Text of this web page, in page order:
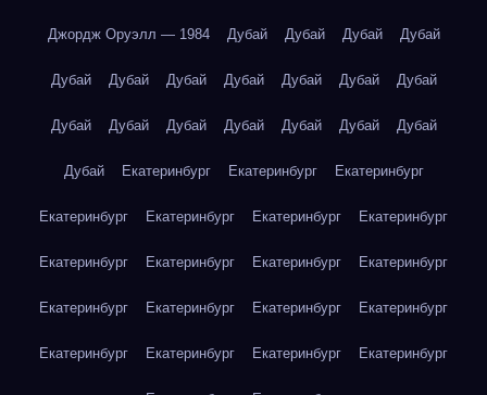
Джордж Оруэлл — 1984 Дубай Дубай Дубай Дубай
Дубай Дубай Дубай Дубай Дубай Дубай Дубай
Дубай Дубай Дубай Дубай Дубай Дубай Дубай
Дубай Екатеринбург Екатеринбург Екатеринбург
Екатеринбург Екатеринбург Екатеринбург Екатеринбург
Екатеринбург Екатеринбург Екатеринбург Екатеринбург
Екатеринбург Екатеринбург Екатеринбург Екатеринбург
Екатеринбург Екатеринбург Екатеринбург Екатеринбург